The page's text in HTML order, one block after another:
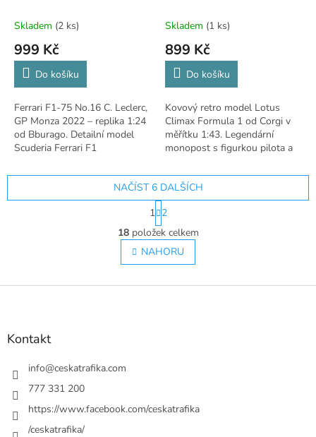
2022 - Bburago 1:24
Skladem (2 ks)
999 Kč
Do košíku
Ferrari F1-75 No.16 C. Leclerc,
GP Monza 2022 – replika 1:24
od Bburago. Detailní model
Scuderia Ferrari F1
Skladem (1 ks)
899 Kč
Do košíku
Kovový retro model Lotus
Climax Formula 1 od Corgi v
měřítku 1:43. Legendární
monopost s figurkou pilota a
model Ford Mustang Fastback
(1965) od...
O
v
l
á
ý
NAČÍST 6 DALŠÍCH
S
t
r
á
n
k
v
1 2
18položek celkem
NAHORU
Z
Kontakt
info@ceskatrafika.com
777 331 200
https://www.facebook.com/ceskatrafika
/ceskatrafika/